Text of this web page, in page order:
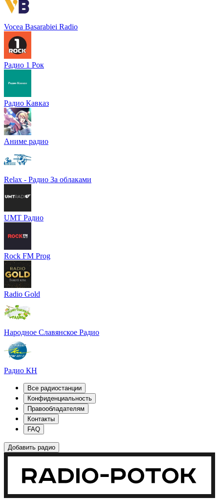
Vocea Basarabiei Radio
Радио 1 Рок
Радио Кавказ
Аниме радио
Relax - Радио За облаками
UMT Радио
Rock FM Prog
Radio Gold
Народное Славянское Радио
Радио КН
Все радиостанции
Конфиденциальность
Правообладателям
Контакты
FAQ
Добавить радио